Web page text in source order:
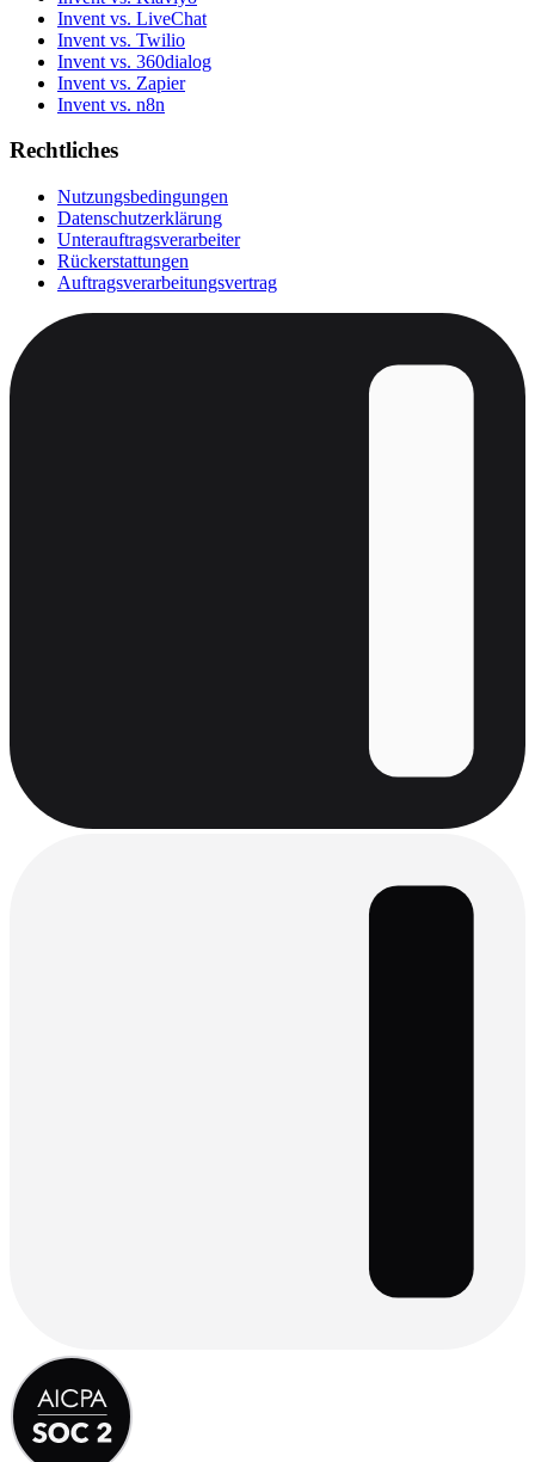
Invent vs. LiveChat
Invent vs. Twilio
Invent vs. 360dialog
Invent vs. Zapier
Invent vs. n8n
Rechtliches
Nutzungsbedingungen
Datenschutzerklärung
Unterauftragsverarbeiter
Rückerstattungen
Auftragsverarbeitungsvertrag